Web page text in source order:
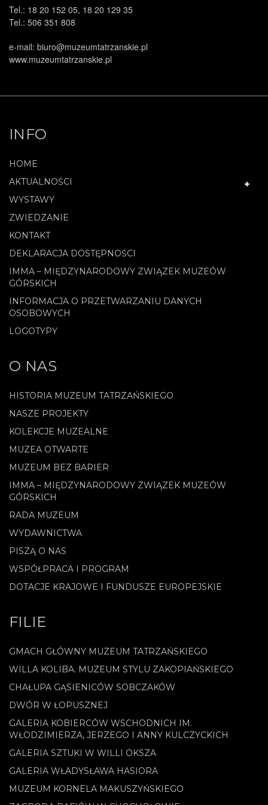
Tel.: 18 20 152 05, 18 20 129 35
Tel.: 506 351 808
e-mail: biuro@muzeumtatrzanskie.pl
www.muzeumtatrzanskie.pl
INFO
HOME
AKTUALNOŚCI
WYSTAWY
ZWIEDZANIE
KONTAKT
DEKLARACJA DOSTĘPNOŚCI
IMMA – MIĘDZYNARODOWY ZWIĄZEK MUZEÓW
GÓRSKICH
INFORMACJA O PRZETWARZANIU DANYCH
OSOBOWYCH
LOGOTYPY
O NAS
HISTORIA MUZEUM TATRZAŃSKIEGO
NASZE PROJEKTY
KOLEKCJE MUZEALNE
MUZEA OTWARTE
MUZEUM BEZ BARIER
IMMA – MIĘDZYNARODOWY ZWIĄZEK MUZEÓW
GÓRSKICH
RADA MUZEUM
WYDAWNICTWA
PISZĄ O NAS
WSPÓŁPRACA I PROGRAM
DOTACJE KRAJOWE I FUNDUSZE EUROPEJSKIE
FILIE
GMACH GŁÓWNY MUZEUM TATRZAŃSKIEGO
WILLA KOLIBA. MUZEUM STYLU ZAKOPIAŃSKIEGO
CHAŁUPA GĄSIENICÓW SOBCZAKÓW
DWÓR W ŁOPUSZNEJ
GALERIA KOBIERCÓW WSCHODNICH IM.
WŁODZIMIERZA, JERZEGO I ANNY KULCZYCKICH
GALERIA SZTUKI W WILLI OKSZA
GALERIA WŁADYSŁAWA HASIORA
MUZEUM KORNELA MAKUSZYŃSKIEGO